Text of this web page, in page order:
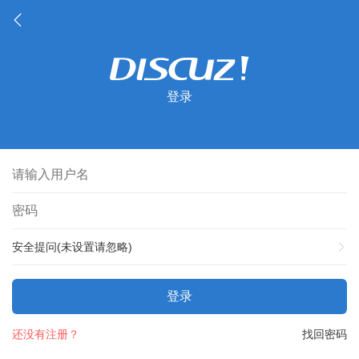
登录
安全提问(未设置请忽略)
登录
找回密码
还没有注册？